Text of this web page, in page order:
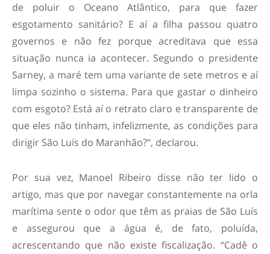
de poluir o Oceano Atlântico, para que fazer
esgotamento sanitário? E aí a filha passou quatro
governos e não fez porque acreditava que essa
situação nunca ia acontecer. Segundo o presidente
Sarney, a maré tem uma variante de sete metros e aí
limpa sozinho o sistema. Para que gastar o dinheiro
com esgoto? Está aí o retrato claro e transparente de
que eles não tinham, infelizmente, as condições para
dirigir São Luís do Maranhão?”, declarou.
Por sua vez, Manoel Ribeiro disse não ter lido o
artigo, mas que por navegar constantemente na orla
marítima sente o odor que têm as praias de São Luís
e assegurou que a água é, de fato, poluída,
acrescentando que não existe fiscalização. “Cadê o